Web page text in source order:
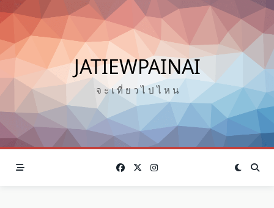
Skip
to
content
JATIEWPAINAI
จ ะ เ ที่ ย ว ไ ป ไ ห น